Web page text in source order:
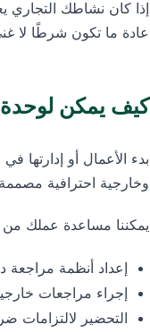
إذا كان نشاطك التجاري
عادة ما تكون شرطًا لا
كيف يمكن لوحدة
بدء الأعمال أو إدارتها
وخارجية احترافية
يمكننا مساعدة عملك من
إعداد أنظمة مراجعة
إجراء مراجعات
التحضير لالتزامات